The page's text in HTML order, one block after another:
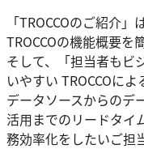
「TROCCOのご紹介
TROCCOの機能概要を
そして、「担当者もビ
いやすい TROCCOに
データソースからのデ
活用までのリードタイ
務効率化をしたいご担